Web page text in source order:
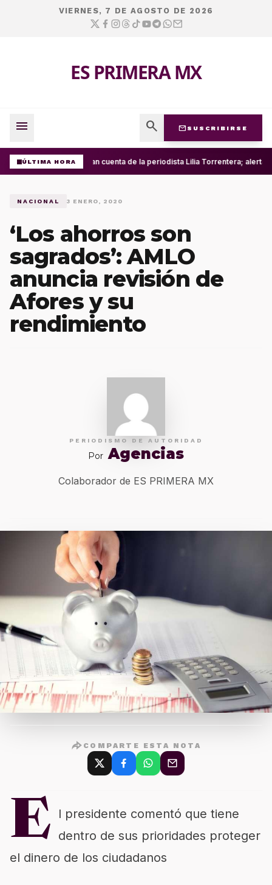
VIERNES, 7 DE AGOSTO DE 2026
ES PRIMERA MX
menu search mail SUSCRIBIRSE
ÚLTIMA HORARoban cuenta de la periodista Lilia Torrentera; alerta
NACIONAL 3 ENERO, 2020
‘Los ahorros son
sagrados’: AMLO
anuncia revisión de
Afores y su
rendimiento
PERIODISMO DE AUTORIDAD
Por Agencias
Colaborador de ES PRIMERA MX
COMPARTE ESTA NOTA
E
l presidente comentó que tiene
dentro de sus prioridades proteger
el dinero de los ciudadanos